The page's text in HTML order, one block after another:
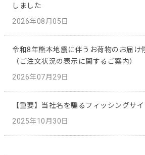
しました
2026年08月05日
令和8年熊本地震に伴うお荷物のお届け
（ご注文状況の表示に関するご案内）
2026年07月29日
【重要】当社名を騙るフィッシングサ
2025年10月30日